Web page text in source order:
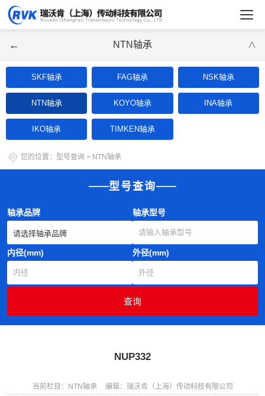
← NTN轴承 ∨
SKF轴承 FAG轴承 NSK轴承
NTN轴承 KOYO轴承 INA轴承
IKO轴承 TIMKEN轴承
您的位置： 型号查询 > NTN轴承
型号查询
轴承品牌 轴承型号
内径(mm) 外径(mm)
NUP332
当前栏目：NTN轴承 编辑：瑞沃肯（上海）传动科技有限公司